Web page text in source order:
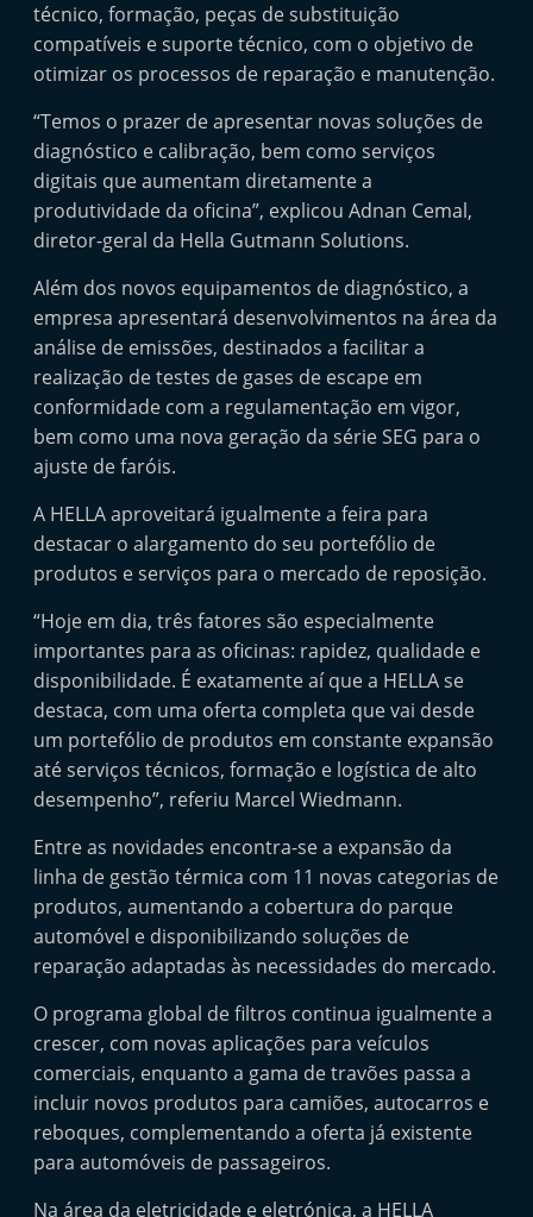
o
m
v
l
e
P
r
t
u
l
técnico, formação, peças de substituição
compatíveis e suporte técnico, com o objetivo de
otimizar os processos de reparação e manutenção.
“Temos o prazer de apresentar novas soluções de
diagnóstico e calibração, bem como serviços
digitais que aumentam diretamente a
produtividade da oficina”, explicou Adnan Cemal,
diretor-geral da Hella Gutmann Solutions.
Além dos novos equipamentos de diagnóstico, a
empresa apresentará desenvolvimentos na área da
análise de emissões, destinados a facilitar a
realização de testes de gases de escape em
conformidade com a regulamentação em vigor,
bem como uma nova geração da série SEG para o
ajuste de faróis.
A HELLA aproveitará igualmente a feira para
destacar o alargamento do seu portefólio de
produtos e serviços para o mercado de reposição.
“Hoje em dia, três fatores são especialmente
importantes para as oficinas: rapidez, qualidade e
disponibilidade. É exatamente aí que a HELLA se
destaca, com uma oferta completa que vai desde
um portefólio de produtos em constante expansão
até serviços técnicos, formação e logística de alto
desempenho”, referiu Marcel Wiedmann.
Entre as novidades encontra-se a expansão da
linha de gestão térmica com 11 novas categorias de
produtos, aumentando a cobertura do parque
automóvel e disponibilizando soluções de
reparação adaptadas às necessidades do mercado.
O programa global de filtros continua igualmente a
crescer, com novas aplicações para veículos
comerciais, enquanto a gama de travões passa a
incluir novos produtos para camiões, autocarros e
reboques, complementando a oferta já existente
para automóveis de passageiros.
Na área da eletricidade e eletrónica, a HELLA